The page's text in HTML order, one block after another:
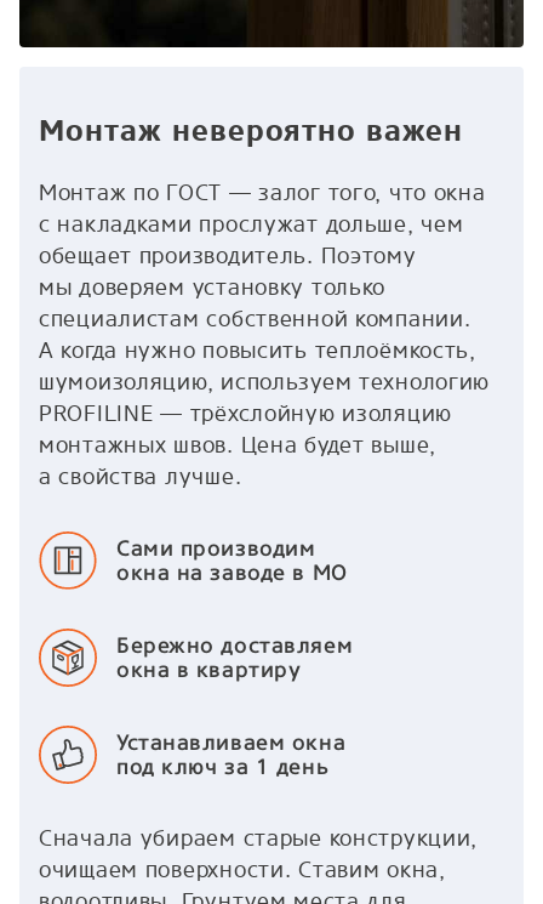
Монтаж невероятно важен
Монтаж по ГОСТ — залог того, что окна
с накладками прослужат дольше, чем
обещает производитель. Поэтому
мы доверяем установку только
специалистам собственной компании.
А когда нужно повысить теплоёмкость,
шумоизоляцию, используем технологию
PROFILINE — трёхслойную изоляцию
монтажных швов. Цена будет выше,
а свойства лучше.
Сами производим
окна на заводе в МО
Бережно доставляем
окна в квартиру
Устанавливаем окна
под ключ за 1 день
Сначала убираем старые конструкции,
очищаем поверхности. Ставим окна,